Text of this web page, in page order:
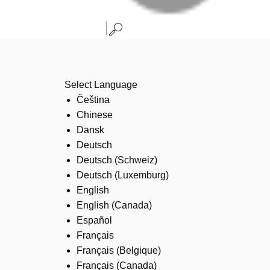
Select Language
Čeština
Chinese
Dansk
Deutsch
Deutsch (Schweiz)
Deutsch (Luxemburg)
English
English (Canada)
Español
Français
Français (Belgique)
Français (Canada)